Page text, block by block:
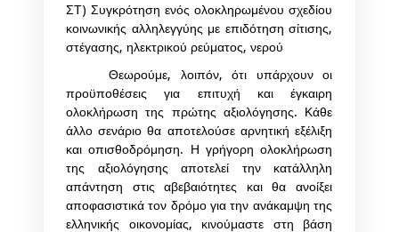
ΣΤ) Συγκρότηση ενός ολοκληρωμένου σχεδίου
κοινωνικής αλληλεγγύης με επιδότηση σίτισης,
στέγασης, ηλεκτρικού ρεύματος, νερού
Θεωρούμε, λοιπόν, ότι υπάρχουν οι
προϋποθέσεις για επιτυχή και έγκαιρη
ολοκλήρωση της πρώτης αξιολόγησης. Κάθε
άλλο σενάριο θα αποτελούσε αρνητική εξέλιξη
και οπισθοδρόμηση. Η γρήγορη ολοκλήρωση
της αξιολόγησης αποτελεί την κατάλληλη
απάντηση στις αβεβαιότητες και θα ανοίξει
αποφασιστικά τον δρόμο για την ανάκαμψη της
ελληνικής οικονομίας, κινούμαστε στη βάση